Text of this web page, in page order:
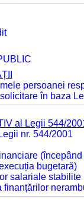
persoanei
în baza
al Legii 544/
nr. 544/2001
bugetară)
salariale
finanțărilor